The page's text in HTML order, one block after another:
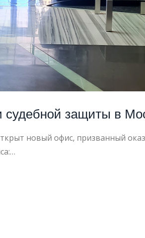
защиты в
новый офис, призванный